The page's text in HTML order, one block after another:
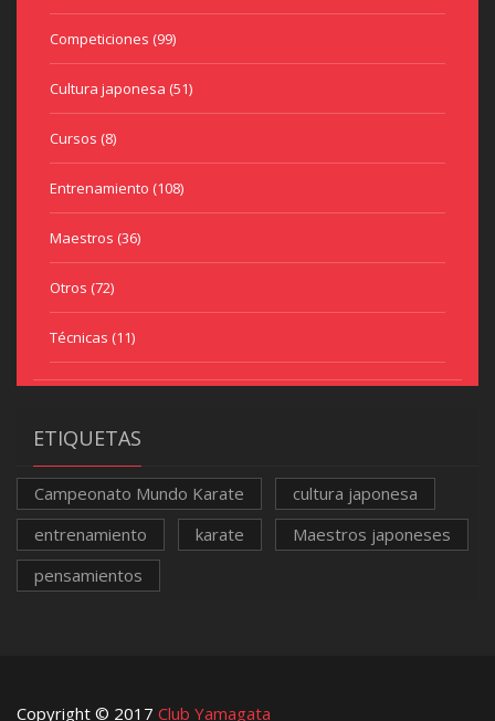
Competiciones (99)
Cultura japonesa (51)
Cursos (8)
Entrenamiento (108)
Maestros (36)
Otros (72)
Técnicas (11)
ETIQUETAS
Campeonato Mundo Karate
cultura japonesa
entrenamiento
karate
Maestros japoneses
pensamientos
Copyright © 2017 Club Yamagata